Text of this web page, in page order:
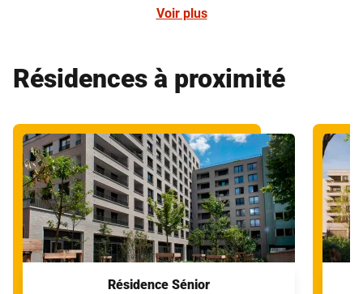
Voir plus
Résidences à proximité
Résidence Sénior